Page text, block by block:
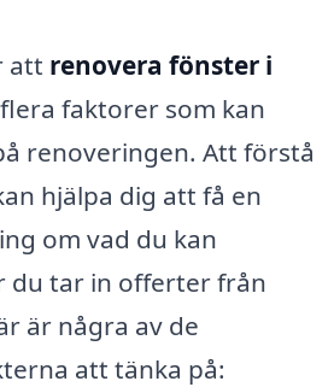
att renovera fönster i
faktorer som kan
renoveringen. Att förstå
hjälpa dig att få en
om vad du kan
du tar in offerter från
är några av de
att tänka på: